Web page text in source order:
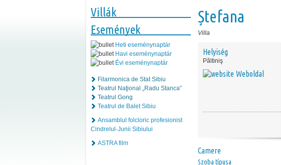
Villák
Események
Heti eseménynaptár
Havi eseménynaptár
Évi eseménynaptár
Filarmonica de Stat Sibiu
Teatrul Naţional „Radu Stanca”
Teatrul Gong
Teatrul de Balet Sibiu
Ansamblul folcloric profesionist
Cindrelul-Junii Sibiului
ASTRA film
Ștefana
Villa
Helyiség
Păltiniş
Weboldal
Camere
Szoba típusa